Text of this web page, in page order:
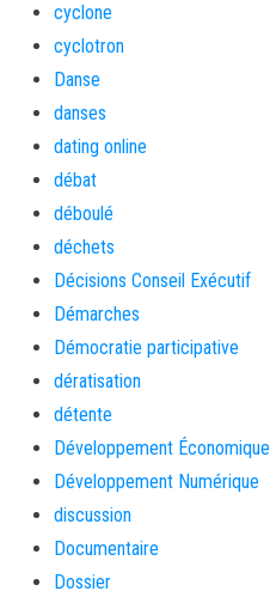
cyclone
cyclotron
Danse
danses
dating online
débat
déboulé
déchets
Décisions Conseil Exécutif
Démarches
Démocratie participative
dératisation
détente
Développement Économique
Développement Numérique
discussion
Documentaire
Dossier